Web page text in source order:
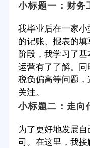
小标题一：财务
我毕业后在一家
的记账、报表的
阶段，我学习了
运营有了了解。同
税负偏高等问题
关注。
小标题二：走向
为了更好地发展
司。在这里，我